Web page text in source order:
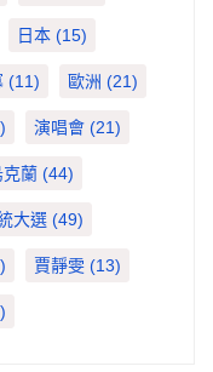
日本 (15)
(11) 歐洲 (21)
演唱會 (21)
克蘭 (44)
大選 (49)
賈靜雯 (13)